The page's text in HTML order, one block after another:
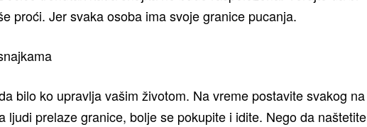
proći. Jer svaka osoba ima svoje granice pucanja.
bilo ko upravlja vašim životom. Na vreme postavite svakog na
ljudi prelaze granice, bolje se pokupite i idite. Nego da naštetite